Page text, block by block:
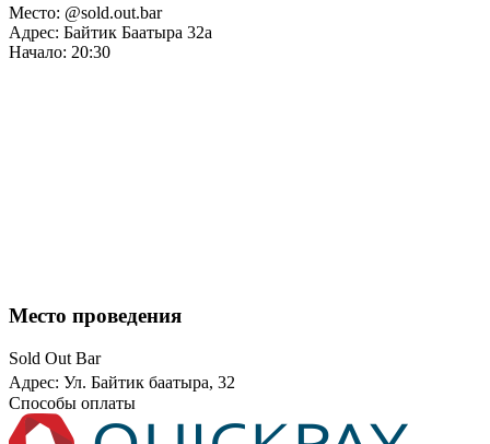
Место: @sold.out.bar
Адрес: Байтик Баатыра 32а
Начало: 20:30
Место проведения
Sold Out Bar
Адрес: Ул. Байтик баатыра, 32
Способы оплаты